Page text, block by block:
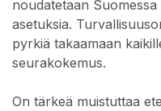
noudatetaan
asetuksia.
pyrkiä takaamaan
seurakokemus.
On tärkeä muistuttaa